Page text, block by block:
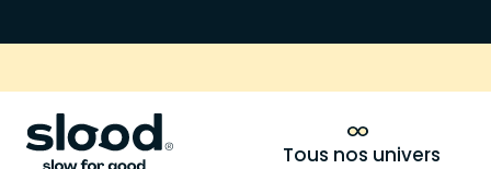
Tous nos univers